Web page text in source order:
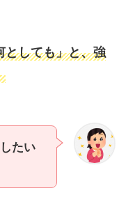
としても」と、強
たい